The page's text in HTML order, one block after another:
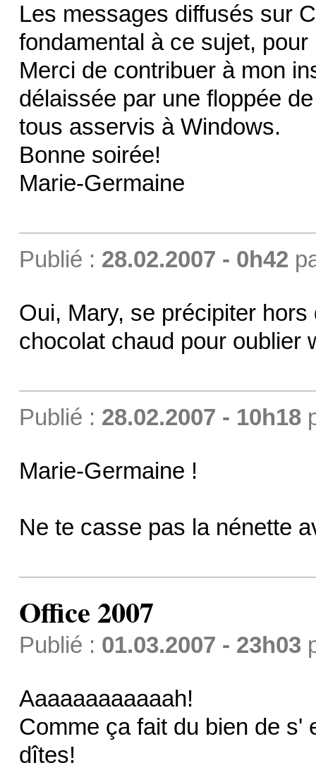
Les messages diffusés sur
fondamental à ce sujet,
Merci de contribuer à mon
délaissée par une floppée
tous asservis à Windows.
Bonne soirée!
Marie-Germaine
Publié : 28.02.2007 - 0h42
Oui, Mary, se précipiter
chocolat chaud pour oublier
Publié : 28.02.2007 - 10h18
Marie-Germaine !
Ne te casse pas la nénette
Office 2007
Publié : 01.03.2007 - 23h03
Aaaaaaaaaaaah!
Comme ça fait du bien de s'
dîtes!